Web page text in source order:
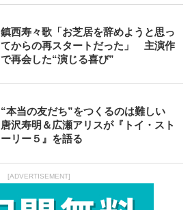
鎮西寿々歌「お芝居を辞めようと思っ
てからの再スタートだった」 主演作
で再会した“演じる喜び”
“本当の友だち”をつくるのは難しい
唐沢寿明＆広瀬アリスが『トイ・スト
ーリー５』を語る
[ADVERTISEMENT]